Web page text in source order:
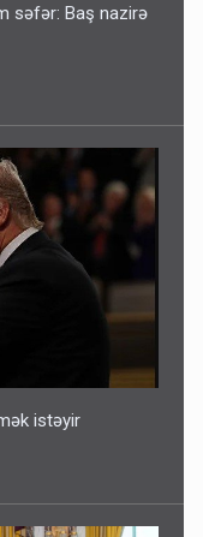
səfər: Baş nazirə
istəyir